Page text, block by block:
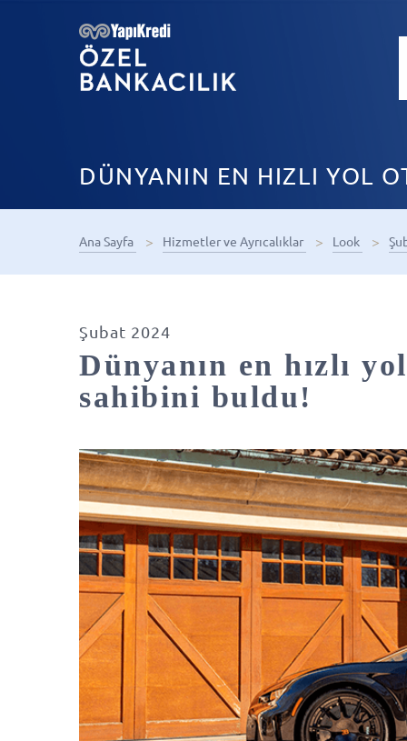
DÜNYANIN EN HIZLI YOL
Ana Sayfa Hizmetler ve Ayrıcalıklar Look
Şubat 2024
Dünyanın en hızlı
sahibini buldu!